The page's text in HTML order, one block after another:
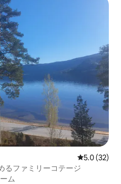
。
レビュー32
5.0 (32)
るファミリーコテージ
ム